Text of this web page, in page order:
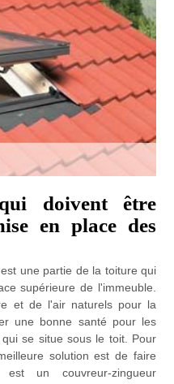
doivent être
en place des
une partie de la toiture qui
supérieure de l'immeuble.
et de l'air naturels pour la
une bonne santé pour les
se situe sous le toit. Pour
solution est de faire
un couvreur-zingueur